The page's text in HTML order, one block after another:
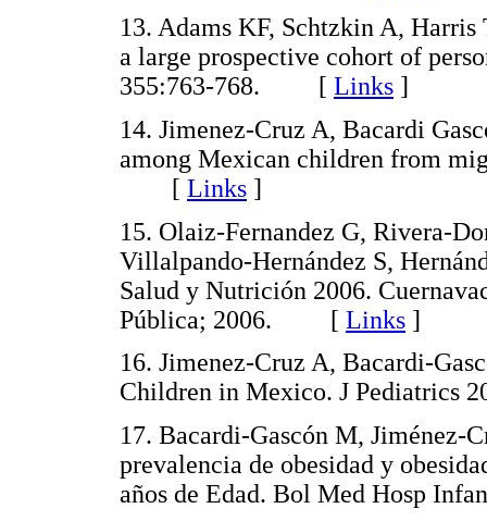
13. Adams KF, Schtzkin A,
a large prospective cohort of
355:763-768. [ Links ]
14. Jimenez-Cruz A, Bacardi
among Mexican children from
[ Links ]
15. Olaiz-Fernandez G, Rivera-
Villalpando-Hernández S,
Salud y Nutrición 2006.
Pública; 2006. [ Links ]
16. Jimenez-Cruz A, Bacardi-
Children in Mexico. J
17. Bacardi-Gascón M, Jiménez-
prevalencia de obesidad y
años de Edad. Bol Med Hosp